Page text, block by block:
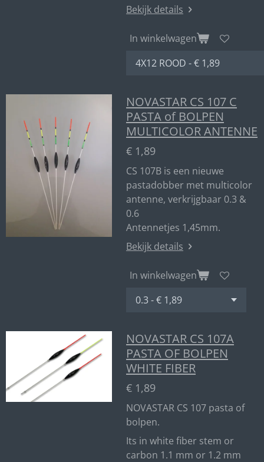
Bekijk details
In winkelwagen
NOVASTAR CS 107 C
PASTA of BOLPEN
MULTICOLOR ANTENNE
€ 1,89
CS 107B is een nieuwe
pastadobber met multicolor
antenne, verkrijgbaar 0.3 &
0.6
Antennetjes 1,45mm.
Bekijk details
In winkelwagen
NOVASTAR CS 107A
PASTA OF BOLPEN
WHITE FIBER
€ 1,89
NOVASTAR CS 107 pasta of
bolpen.
Its in white fiber stem or
carbon 1.1 mm or 1.2 mm